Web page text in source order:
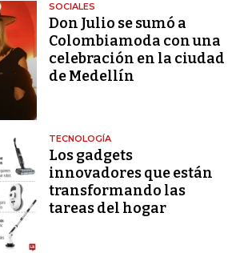
SOCIALES
Don Julio se sumó a
Colombiamoda con una
celebración en la ciudad
de Medellín
TECNOLOGÍA
Los gadgets
innovadores que están
transformando las
tareas del hogar